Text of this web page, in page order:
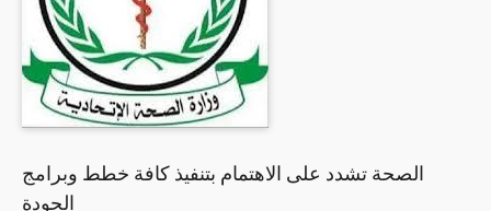
الصحة تشدد على الاهتمام بتنفيذ كافة خطط وبرامج
الجودة